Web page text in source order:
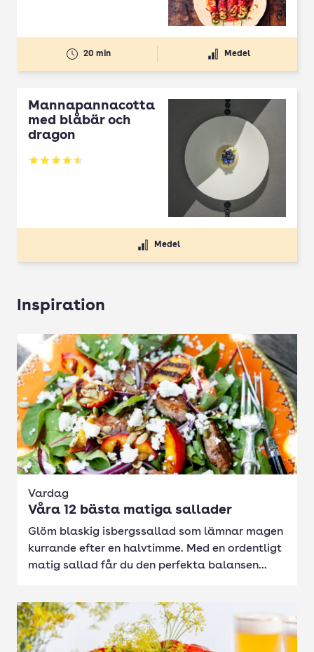
20 min Medel
Mannapannacotta
med blåbär och
dragon
Betyg: 4.5 av 5
Medel
Inspiration
Vardag
Våra 12 bästa matiga sallader
Glöm blaskig isbergssallad som lämnar magen
kurrande efter en halvtimme. Med en ordentligt
matig sallad får du den perfekta balansen...